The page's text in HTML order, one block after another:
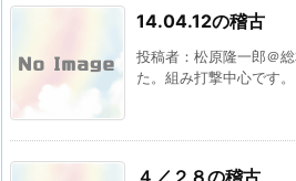
14.04.12の稽古
投稿者：松原隆一郎＠
た。組み打撃中心です
４／２８の稽古